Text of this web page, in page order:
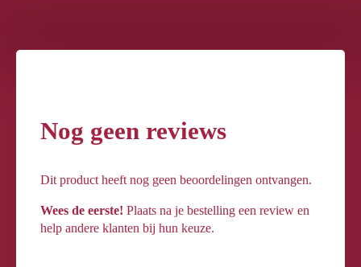
Nog geen reviews
Dit product heeft nog geen beoordelingen ontvangen.
Wees de eerste! Plaats na je bestelling een review en
help andere klanten bij hun keuze.